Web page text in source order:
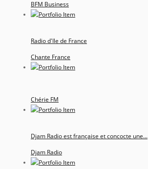
BFM Business
Radio d'Ile de France
Chante France
Chérie FM
Djam Radio est française et concocte une...
Djam Radio